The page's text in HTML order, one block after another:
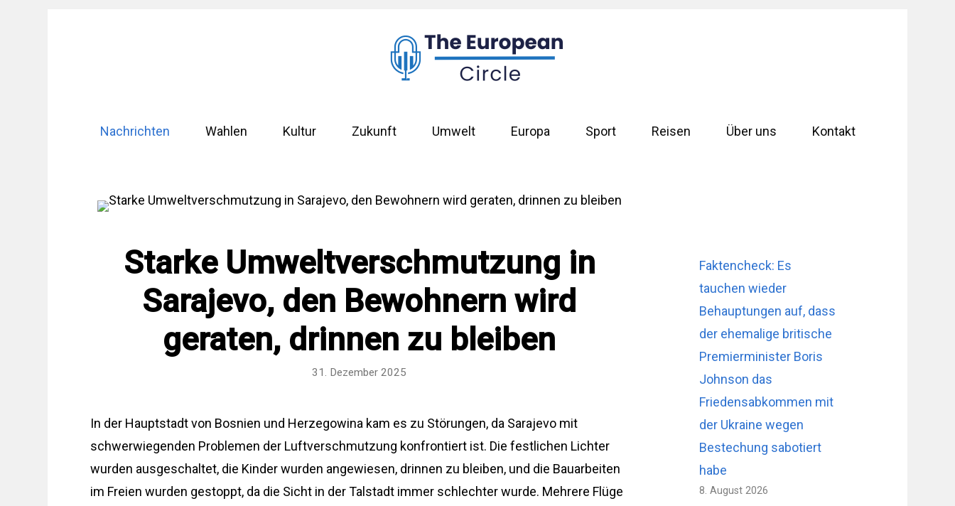
Nachrichten Wahlen Kultur Zukunft Umwelt Europa Sport Reisen Über uns Kontakt
Starke Umweltverschmutzung in
Sarajevo, den Bewohnern wird
geraten, drinnen zu bleiben
31. Dezember 2025
In der Hauptstadt von Bosnien und Herzegowina kam es zu Störungen, da Sarajevo mit
schwerwiegenden Problemen der Luftverschmutzung konfrontiert ist. Die festlichen Lichter
wurden ausgeschaltet, die Kinder wurden angewiesen, drinnen zu bleiben, und die Bauarbeiten
im Freien wurden gestoppt, da die Sicht in der Talstadt immer schlechter wurde. Mehrere Flüge
Faktencheck: Es
tauchen wieder
Behauptungen auf, dass
der ehemalige britische
Premierminister Boris
Johnson das
Friedensabkommen mit
der Ukraine wegen
Bestechung sabotiert
habe
8. August 2026